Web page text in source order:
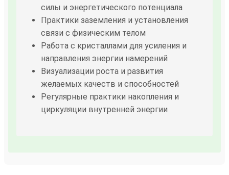
силы и энергетического потенциала
Практики заземления и установления
связи с физическим телом
Работа с кристаллами для усиления и
направления энергии намерений
Визуализации роста и развития
желаемых качеств и способностей
Регулярные практики накопления и
циркуляции внутренней энергии